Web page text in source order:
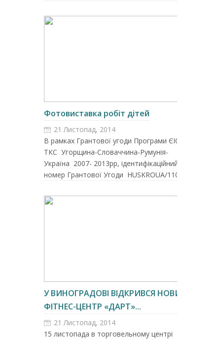
Фотовиставка робіт дітей
21 Листопад, 2014
В рамках Грантової угоди Програми ЄІСП
ТКС Угорщина-Словаччина-Румунія-
Україна 2007- 2013рр, ідентифікаційний
номер Грантової Угоди HUSKROUA/1101/...
У ВИНОГРАДОВІ ВІДКРИВСЯ НОВИЙ
ФІТНЕС-ЦЕНТР «ДАРТ»...
21 Листопад, 2014
15 листопада в торговельному центрі